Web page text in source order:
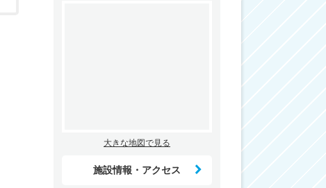
大きな地図で見る
施設情報・アクセス